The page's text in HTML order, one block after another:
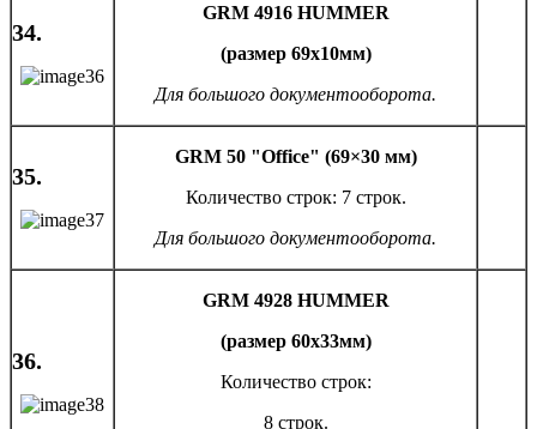
34.
GRM4916 HUMMER
(размер 69х10мм)
Для большого документооборота.
35.
GRM 50 "Office" (69×30 мм)
Количество строк: 7 строк.
Для большого документооборота.
36.
GRM4928 HUMMER
(размер 60х33мм)
Количество строк:
8 строк.